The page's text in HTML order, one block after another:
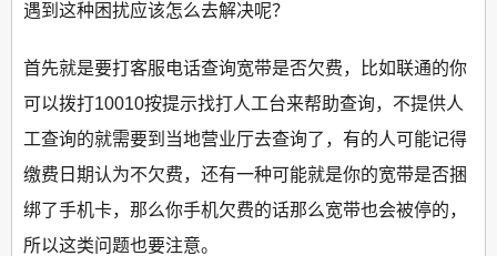
遇到这种困扰应该怎么去解决呢？
首先就是要打客服电话查询宽带是否欠费，比如联通的你
可以拨打10010按提示找打人工台来帮助查询，不提供人
工查询的就需要到当地营业厅去查询了，有的人可能记得
缴费日期认为不欠费，还有一种可能就是你的宽带是否捆
绑了手机卡，那么你手机欠费的话那么宽带也会被停的，
所以这类问题也要注意。